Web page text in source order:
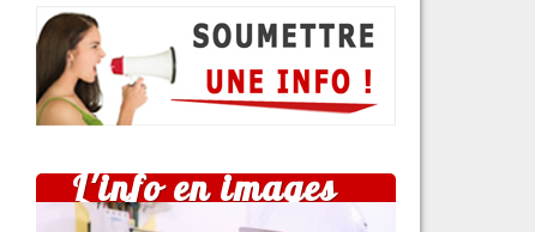
L'info en images